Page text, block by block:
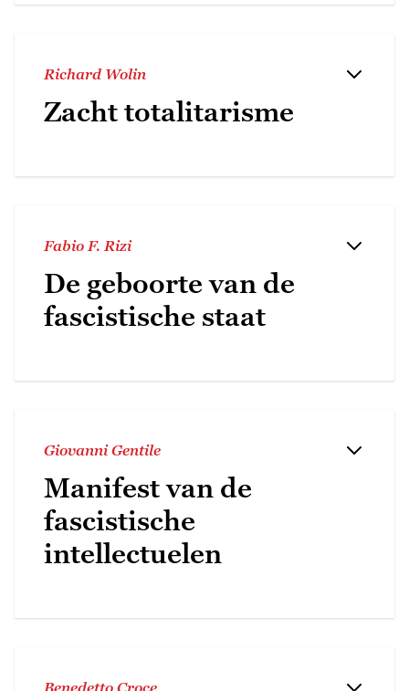
Richard Wolin
Zacht totalitarisme
Fabio F. Rizi
De geboorte van de
fascistische staat
Giovanni Gentile
Manifest van de
fascistische
intellectuelen
Benedetto Croce